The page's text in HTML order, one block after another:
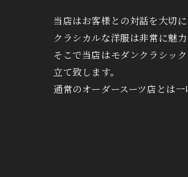
当店はお客様との対話を大切
クラシカルな洋服は非常に魅
そこで当店はモダンクラシッ
立て致します。
通常のオーダースーツ店とは